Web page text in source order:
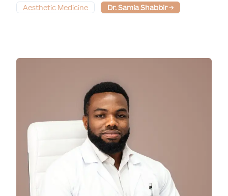
Aesthetic Medicine Dr. Samia Shabbir→